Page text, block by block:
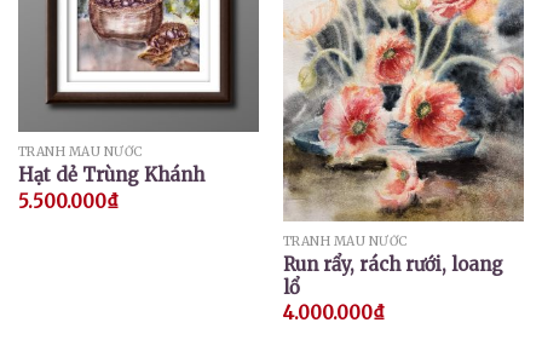
TRANH MÀU NƯỚC
Hạt dẻ Trùng Khánh
5.500.000₫
TRANH MÀU NƯỚC
Run rẩy, rách rưới, loang
lổ
4.000.000₫